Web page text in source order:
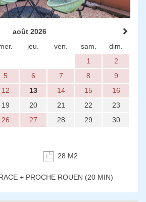
août 2026
jeu. ven. sam.
dim.
1
2
5 6 7 8
9
12 13 14 15
16
19 20 21 22
23
26 27 28 29
30
28 M2
+ PROCHE ROUEN (20 MIN)